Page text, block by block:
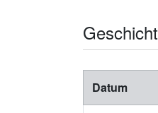
Datum